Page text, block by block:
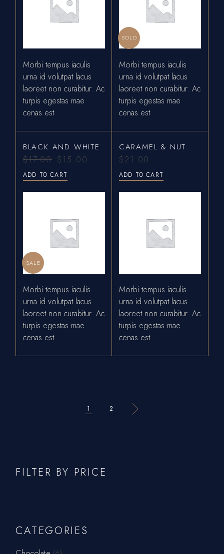
Morbi tempus iaculis
urna id volutpat lacus
laoreet non curabitur. Ac
turpis egestas mae
cenas est
SOLD
Morbi tempus iaculis
urna id volutpat lacus
laoreet non curabitur. Ac
turpis egestas mae
cenas est
BLACK AND WHITE
$17.00 $ 15.00
ADD TO CART
SALE
Morbi tempus iaculis
urna id volutpat lacus
laoreet non curabitur. Ac
turpis egestas mae
cenas est
CARAMEL & NUT
$21.00
ADD TO CART
Morbi tempus iaculis
urna id volutpat lacus
laoreet non curabitur. Ac
turpis egestas mae
cenas est
1 2
FILTER BY PRICE
CATEGORIES